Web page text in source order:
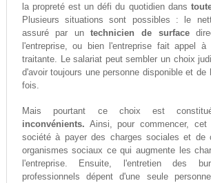
la propreté est un défi du quotidien dans
Plusieurs situations sont possibles : le
assuré par untechnicien de surface
l'entreprise, ou bien l'entreprise fait appel
traitante. Le salariat peut sembler un choix
d'avoir toujours une personne disponible et de
fois.
Mais pourtant ce choix est
inconvénients. Ainsi, pour commencer,
société à payer des charges sociales et de
organismes sociaux ce qui augmente les
l'entreprise. Ensuite, l'entretien des
professionnels dépent d'une seule